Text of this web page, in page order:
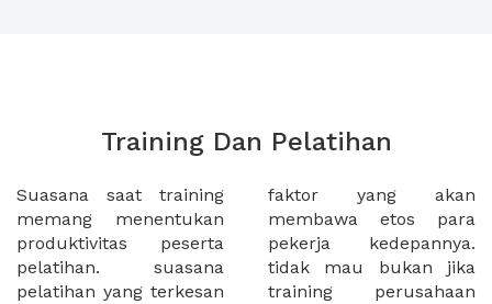
Training Dan Pelatihan
Suasana saat training
memang menentukan
produktivitas peserta
pelatihan. suasana
pelatihan yang terkesan
faktor yang akan
membawa etos para
pekerja kedepannya.
tidak mau bukan jika
training perusahaan